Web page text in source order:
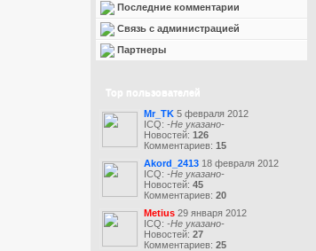
Последние комментарии
Связь с администрацией
Партнеры
Top пользователей
Mr_TK 5 февраля 2012
ICQ: -Не указано-
Новостей: 126
Комментариев: 15
Akord_2413 18 февраля 2012
ICQ: -Не указано-
Новостей: 45
Комментариев: 20
Metius 29 января 2012
ICQ: -Не указано-
Новостей: 27
Комментариев: 25